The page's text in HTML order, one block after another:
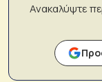
Ανακαλύψτε